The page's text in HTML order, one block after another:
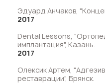
Эдуард Анчаков,
2017
Dental Lessons,
имплантация", Казань.
2017
Олексик Артем,
реставрации", Брянск.